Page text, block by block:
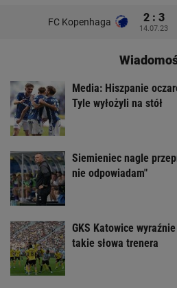
FC Kopenhaga 2 : 3
14.07.23
Media: Hiszpanie
Tyle wyłożyli na stół
Siemieniec nagle
nie odpowiadam"
GKS Katowice
takie słowa trenera